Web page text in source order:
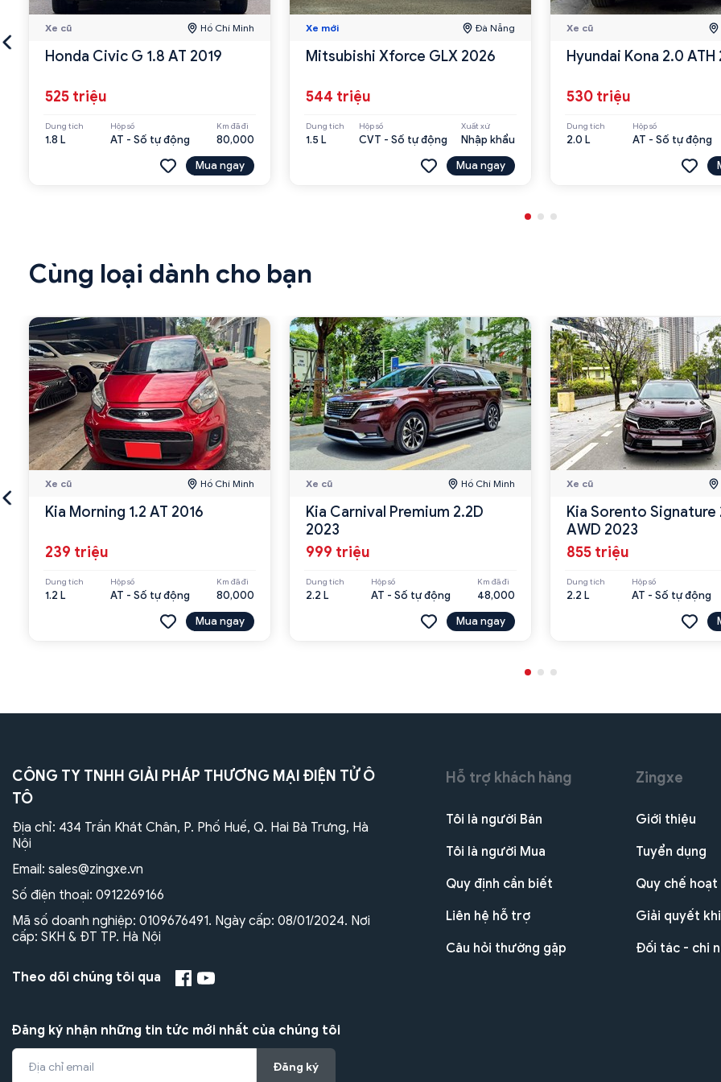
Xe cũ Hồ Chí Minh
Honda Civic G 1.8 AT 2019
525 triệu
Dung tích
1.8 L
Hộp số
AT - Số tự động
Km đã đi
80,000
Mua ngay
Xe mới Đà Nẵng
Mitsubishi Xforce GLX 2026
544 triệu
Dung tích
1.5 L
Hộp số
CVT - Số tự động
Xuất xứ
Nhập khẩu
Mua ngay
Xe cũ
Hyundai Kona 2.0 ATH
530 triệu
Dung tích
2.0 L
Hộp số
AT - Số tự động
Cùng loại dành cho bạn
Xe cũ Hồ Chí Minh
Kia Morning 1.2 AT 2016
239 triệu
Dung tích
1.2 L
Hộp số
AT - Số tự động
Km đã đi
80,000
Mua ngay
Xe cũ Hồ Chí Minh
Kia Carnival Premium 2.2D
2023
999 triệu
Dung tích
2.2 L
Hộp số
AT - Số tự động
Km đã đi
48,000
Mua ngay
Xe cũ
Kia Sorento Signature
AWD 2023
855 triệu
Dung tích
2.2 L
Hộp số
AT - Số tự động
CÔNG TY TNHH GIẢI PHÁP THƯƠNG MẠI ĐIỆN TỬ Ô
TÔ
Địa chỉ: 434 Trần Khát Chân, P. Phố Huế, Q. Hai Bà Trưng, Hà
Nội
Email: sales@zingxe.vn
Số điện thoại: 0912269166
Mã số doanh nghiệp: 0109676491. Ngày cấp: 08/01/2024. Nơi
cấp: SKH & ĐT TP. Hà Nội
Theo dõi chúng tôi qua
Đăng ký nhận những tin tức mới nhất của chúng tôi
Đăng ký
Hỗ trợ khách hàng
Tôi là người Bán
Tôi là người Mua
Quy định cần biết
Liên hệ hỗ trợ
Câu hỏi thường gặp
Zingxe
Giới thiệu
Tuyển dụng
Quy chế
Giải quyết
Đối tác - chi